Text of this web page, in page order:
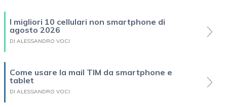
I migliori 10 cellulari non smartphone di
agosto 2026
DI ALESSANDRO VOCI
Come usare la mail TIM da smartphone e
tablet
DI ALESSANDRO VOCI